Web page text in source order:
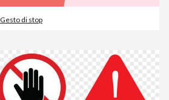
Gesto di stop